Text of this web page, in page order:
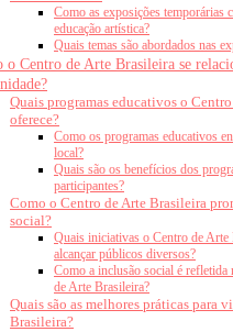
Como as exposições temporárias
educação artística?
Quais temas são abordados nas
o Centro de Arte Brasileira se
Quais programas educativos o
oferece?
Como os programas educativos
local?
Quais são os benefícios dos
participantes?
Como o Centro de Arte Brasileira
social?
Quais iniciativas o Centro de Arte
alcançar públicos diversos?
Como a inclusão social é refletida
de Arte Brasileira?
Quais são as melhores práticas para
Brasileira?